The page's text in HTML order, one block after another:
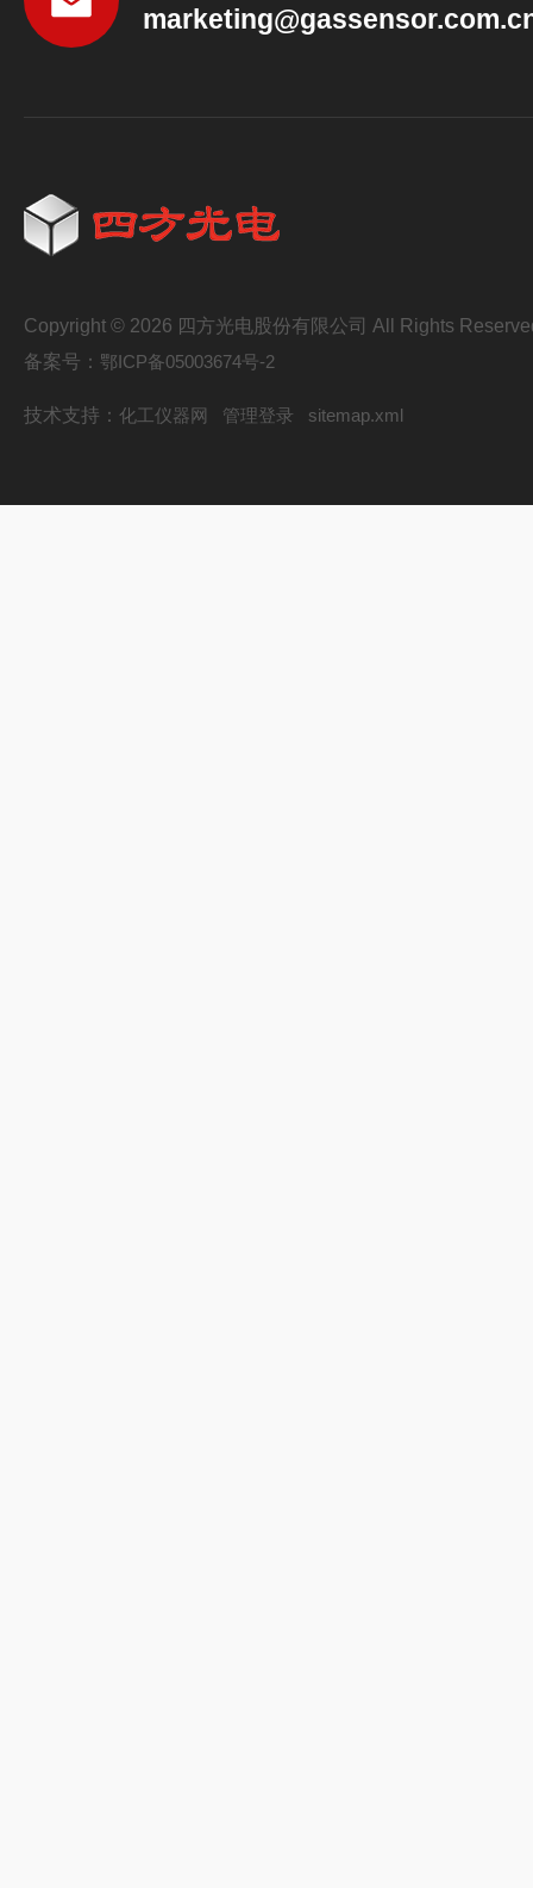
Copyright © 2026 四方光电股份有限公司 All Rights
备案号： 鄂ICP备05003674号-2
技术支持： 化工仪器网 管理登录 sitemap.xml